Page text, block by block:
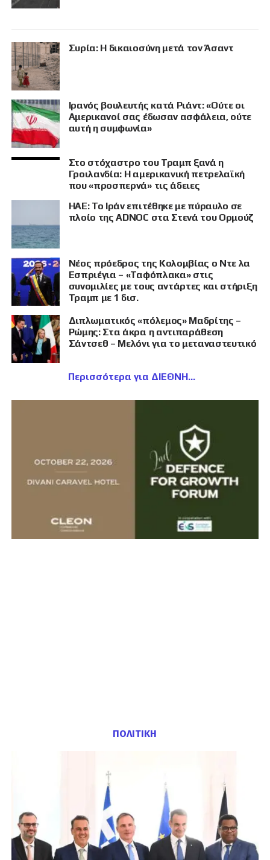
Συρία: Η δικαιοσύνη μετά τον Άσαντ
Ιρανός βουλευτής κατά Ριάντ: «Ούτε οι
Αμερικανοί σας έδωσαν ασφάλεια, ούτε
αυτή η συμφωνία»
Στο στόχαστρο του Τραμπ ξανά η
Γροιλανδία: Η αμερικανική πετρελαϊκή
που «προσπερνά» τις άδειες
ΗΑΕ: Το Ιράν επιτέθηκε με πύραυλο σε
πλοίο της ADNOC στα Στενά του Ορμούζ
Νέος πρόεδρος της Κολομβίας ο Ντε λα
Εσπριέγια – «Ταφόπλακα» στις
συνομιλίες με τους αντάρτες και στήριξη
Τραμπ με 1 δισ.
Διπλωματικός «πόλεμος» Μαδρίτης –
Ρώμης: Στα άκρα η αντιπαράθεση
Σάντσεθ – Μελόνι για το μεταναστευτικό
Περισσότερα για ΔΙΕΘΝΗ
ΠΟΛΙΤΙΚΗ